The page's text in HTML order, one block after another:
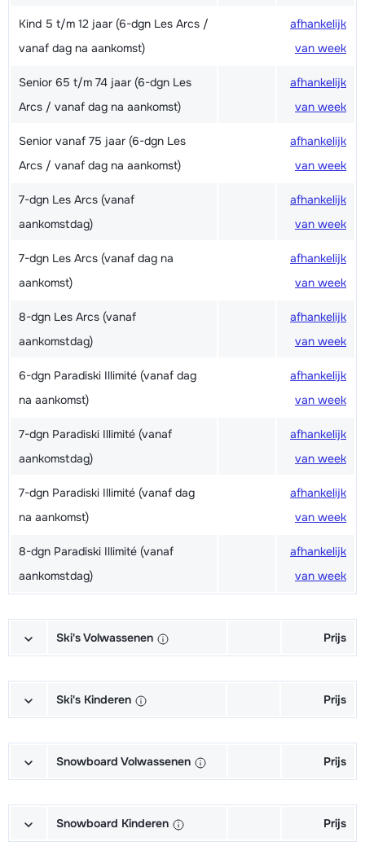
Kind 5 t/m 12 jaar (6-dgn Les Arcs /
vanaf dag na aankomst)
afhankelijk
van week
Senior 65 t/m 74 jaar (6-dgn Les
Arcs / vanaf dag na aankomst)
afhankelijk
van week
Senior vanaf 75 jaar (6-dgn Les
Arcs / vanaf dag na aankomst)
afhankelijk
van week
7-dgn Les Arcs (vanaf
aankomstdag)
afhankelijk
van week
7-dgn Les Arcs (vanaf dag na
aankomst)
afhankelijk
van week
8-dgn Les Arcs (vanaf
aankomstdag)
afhankelijk
van week
6-dgn Paradiski Illimité (vanaf dag
na aankomst)
afhankelijk
van week
7-dgn Paradiski Illimité (vanaf
aankomstdag)
afhankelijk
van week
7-dgn Paradiski Illimité (vanaf dag
na aankomst)
afhankelijk
van week
8-dgn Paradiski Illimité (vanaf
aankomstdag)
afhankelijk
van week
Ski's Volwassenen Prijs
Schoenen + Stokken (6/7 dagen)
van week
Stokken (6/7 dagen)
van week
(6/7 dagen)
van week
Ski's Kinderen Prijs
Schoenen + Stokken (6/7 dagen)
van week
Stokken (6/7 dagen)
van week
Snowboard Volwassenen Prijs
Boots (6/7 dagen)
van week
Snowboard Kinderen Prijs